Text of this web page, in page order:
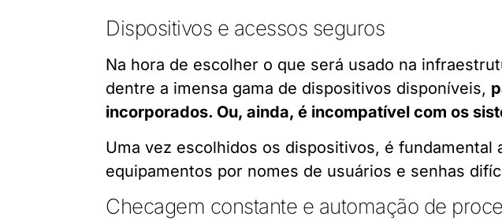
Dispositivos e acessos seguros
Na hora de escolher o que será usado na
dentre a imensa gama de dispositivos disponíveis,
incorporados. Ou, ainda, é incompatível com os
Uma vez escolhidos os dispositivos, é
equipamentos por nomes de usuários e senhas
Checagem constante e automação de